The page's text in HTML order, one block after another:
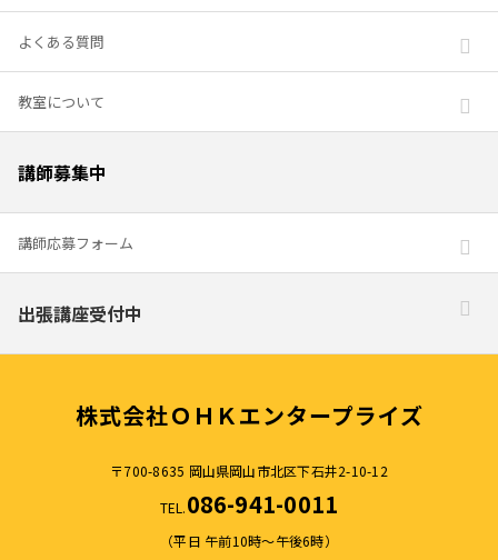
株式会社ＯＨＫエンタープライズ
〒700-8635 岡山県岡山市北区下石井2-10-12
TEL.086-941-0011
（平日 午前10時～午後6時）
よくある質問
教室について
講師募集中
講師応募フォーム
出張講座受付中